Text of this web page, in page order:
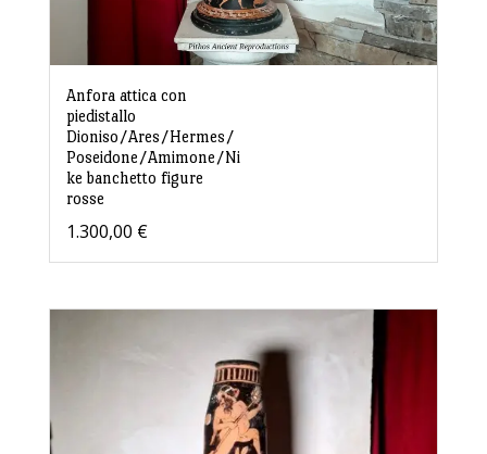
Anfora attica con
piedistallo
Dioniso/Ares/Hermes/
Poseidone/Amimone/Ni
ke banchetto figure
rosse
1.300,00 €